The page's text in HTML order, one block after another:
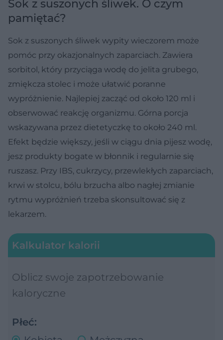
Sok z suszonych śliwek. O czym
pamiętać?
Sok z suszonych śliwek wypity wieczorem może
pomóc przy okazjonalnych zaparciach. Zawiera
sorbitol, który przyciąga wodę do jelita grubego,
zmiękcza stolec i może ułatwić poranne
wypróżnienie. Najlepiej zacząć od około 120 ml i
obserwować reakcję organizmu. Górna porcja
wskazywana przez dietetyczkę to około 240 ml.
Efekt będzie większy, jeśli w ciągu dnia pijesz wodę,
jesz produkty bogate w błonnik i regularnie się
ruszasz. Przy IBS, cukrzycy, przewlekłych zaparciach,
krwi w stolcu, bólu brzucha albo nagłej zmianie
rytmu wypróżnień trzeba skonsultować się z
lekarzem.
Kalkulator kalorii
Oblicz swoje zapotrzebowanie
kaloryczne
Płeć: